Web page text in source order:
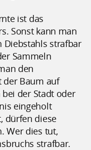
ist das
Sonst kann man
Diebstahls strafbar
Sammeln
den
der Baum auf
der Stadt oder
eingeholt
dürfen diese
Wer dies tut,
strafbar.